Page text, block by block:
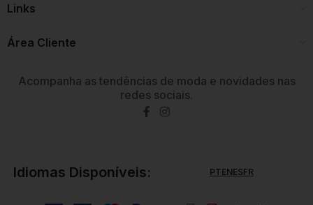
Links
Área Cliente
Acompanha as tendências de moda e novidades nas
redes sociais.
Idiomas Disponíveis: PTENESFR